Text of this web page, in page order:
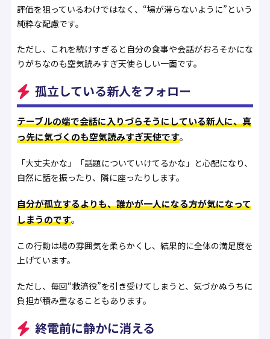
評価を狙っているわけではなく、“場が滞らないように”という
純粋な配慮です。
ただし、これを続けすぎると自分の食事や会話がおろそかにな
りがちなのも空気読みすぎ天使らしい一面です。
孤立している新人をフォロー
テーブルの端で会話に入りづらそうにしている新人に、真
っ先に気づくのも空気読みすぎ天使です。
「大丈夫かな」「話題についていけてるかな」と心配になり、
自然に話を振ったり、隣に座ったりします。
自分が孤立するよりも、誰かが一人になる方が気になって
しまうのです。
この行動は場の雰囲気を柔らかくし、結果的に全体の満足度を
上げています。
ただし、毎回“救済役”を引き受けてしまうと、気づかぬうちに
負担が積み重なることもあります。
終電前に静かに消える